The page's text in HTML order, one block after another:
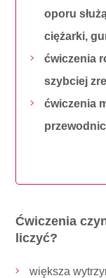
oporu
ciężarki,
ćwiczenia
szybciej
ćwiczenia
Ćwiczenia
liczyć?
większa